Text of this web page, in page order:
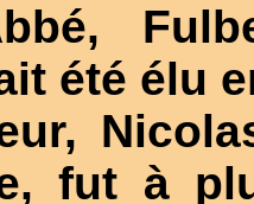
été élu
fut à